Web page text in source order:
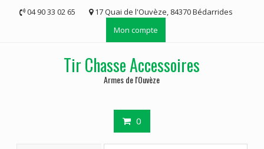
04 90 33 02 65
17 Quai de l'Ouvèze, 84370 Bédarrides
Mon compte
Tir Chasse Accessoires
Armes de l'Ouvèze
0